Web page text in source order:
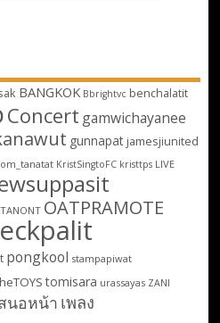
BANGKOK Bbrightvc benchalatit
Concert gamwichayanee
gunnapat jamesjiunited
KristSingtoFC kristtps LIVE
OATPRAMOTE
pongkool stampapiwat
tomisara urassayas ZANI
นอหน้า เพลง